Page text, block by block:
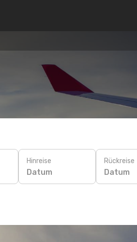
Hinreise
Datum
Rückreise
Datum